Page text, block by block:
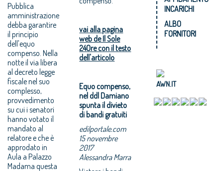
Pubblica
amministrazione
debba garantire
il principio
dell'equo
compenso. Nella
notte il via libera
al decreto legge
fiscale nel suo
complesso,
provvedimento
su cui i senatori
hanno votato il
mandato al
relatore e che è
approdato in
Aula a Palazzo
Madama questa
vai alla pagina
web de Il Sole
24Ore con il testo
dell'articolo
Equo compenso,
nel ddl Damiano
spunta il divieto
di bandi gratuiti
edilportale.com
15 novembre
2017
Alessandra Marra
INCARICHI
ALBO
FORNITORI
AWN.IT